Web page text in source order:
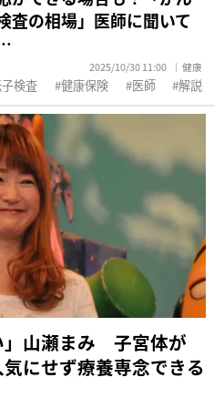
査の相場」医師に聞いて
2025/10/30 11:00 健康
検査 健康保険 医師 解説
」山瀬まみ 子宮体が
にせず療養専念できる